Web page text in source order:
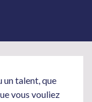
un talent, que
vous vouliez